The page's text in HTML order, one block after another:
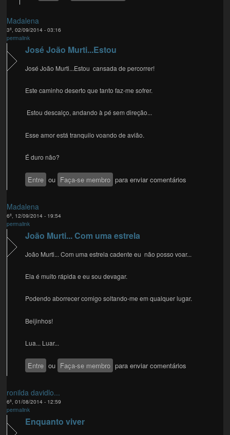
Madalena
3ª, 02/09/2014 - 03:16
permalink
José João Murti...Estou
José João Murti...Estou cansada de percorrer!
Este caminho deserto que tanto faz-me sofrer.
Estou descalço, andando à pé sem direção...
Esse amor está tranquilo voando de avião.
É duro não?
Entre ou Faça-se membro para enviar comentários
Madalena
6ª, 12/09/2014 - 19:54
permalink
João Murti... Com uma estrela
João Murti... Com uma estrela cadente eu não posso voar...
Ela é muito rápida e eu sou devagar.
Podendo aborrecer comigo soltando-me em qualquer lugar.
Beijinhos!
Lua... Luar...
Entre ou Faça-se membro para enviar comentários
ronilda davidlo...
6ª, 01/08/2014 - 12:59
permalink
Enquanto viver